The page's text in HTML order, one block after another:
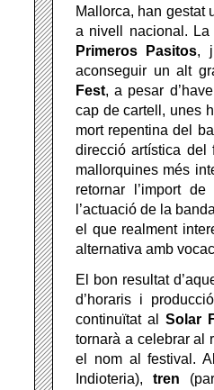
Mallorca, han gestat
a nivell nacional. La
Primeros Pasitos,
aconseguir un alt
Fest, a pesar
cap de cartell, unes
mort repentina del
direcció artística del
mallorquines més
retornar l’import
l’actuació de la
el que realment
alternativa amb
El bon resultat
d’horaris i
continuïtat al Solar
tornarà a celebrar al
el nom al festival.
Indioteria),tren